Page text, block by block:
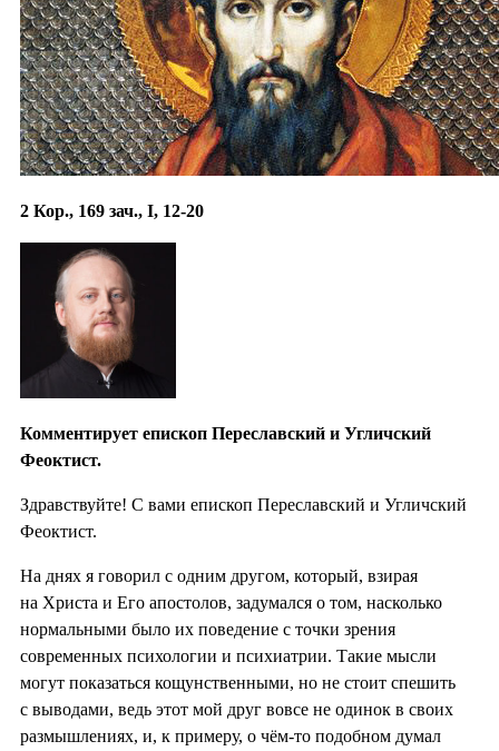
2 Кор., 169 зач., I, 12-20
Комментирует епископ Переславский и Угличский
Феоктист.
Здравствуйте! С вами епископ Переславский и Угличский
Феоктист.
На днях я говорил с одним другом, который, взирая
на Христа и Его апостолов, задумался о том, насколько
нормальными было их поведение с точки зрения
современных психологии и психиатрии. Такие мысли
могут показаться кощунственными, но не стоит спешить
с выводами, ведь этот мой друг вовсе не одинок в своих
размышлениях, и, к примеру, о чём-то подобном думал